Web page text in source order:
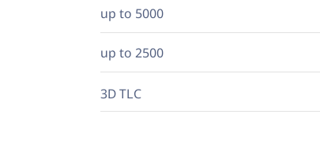
5000 up to
2500 up to
3D TLC